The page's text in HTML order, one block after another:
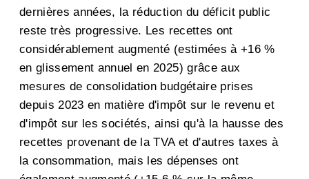
dernières années, la réduction du déficit public
reste très progressive. Les recettes ont
considérablement augmenté (estimées à +16 %
en glissement annuel en 2025) grâce aux
mesures de consolidation budgétaire prises
depuis 2023 en matière d'impôt sur le revenu et
d'impôt sur les sociétés, ainsi qu'à la hausse des
recettes provenant de la TVA et d'autres taxes à
la consommation, mais les dépenses ont